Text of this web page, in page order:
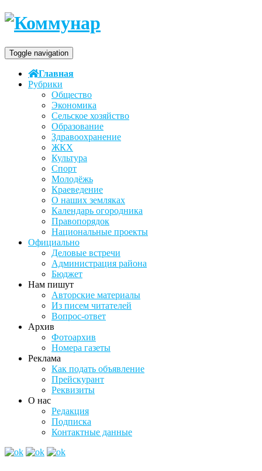
Toggle navigation
Главная
Рубрики
Общество
Экономика
Сельское хозяйство
Образование
Здравоохранение
ЖКХ
Культура
Спорт
Молодёжь
Краеведение
О наших земляках
Календарь огородника
Правопорядок
Национальные проекты
Официально
Деловые встречи
Администрация района
Бюджет
Нам пишут
Авторские материалы
Из писем читателей
Вопрос-ответ
Архив
Фотоархив
Номера газеты
Реклама
Как подать объявление
Прейскурант
Реквизиты
О нас
Редакция
Подписка
Контактные данные